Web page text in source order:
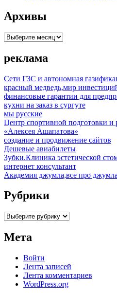
Архивы
Архивы
реклама
Сети ГЗС и автономная
красный медведь,мир
финансовые гарантии для
кухни на заказ в сургуте
мы русские
Центр спортивной подготовки и
«Алексея Ашапатова»
создание и продвижение сайтов
Дешевые авиабилеты
Зубки.Клиника эстетической
интернет консультант
Академия джумла,все про джумла
Рубрики
Рубрики
Мета
Войти
Лента записей
Лента комментариев
WordPress.org